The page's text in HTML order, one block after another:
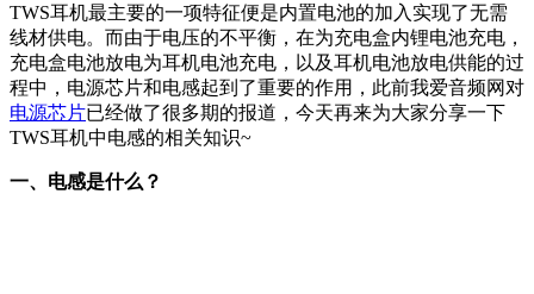
TWS耳机最主要的一项特征便是内置电池的加入实现了无需
线材供电。而由于电压的不平衡，在为充电盒内锂电池充电，
充电盒电池放电为耳机电池充电，以及耳机电池放电供能的过
程中，电源芯片和电感起到了重要的作用，此前我爱音频网对
电源芯片已经做了很多期的报道，今天再来为大家分享一下
TWS耳机中电感的相关知识~
一、电感是什么？